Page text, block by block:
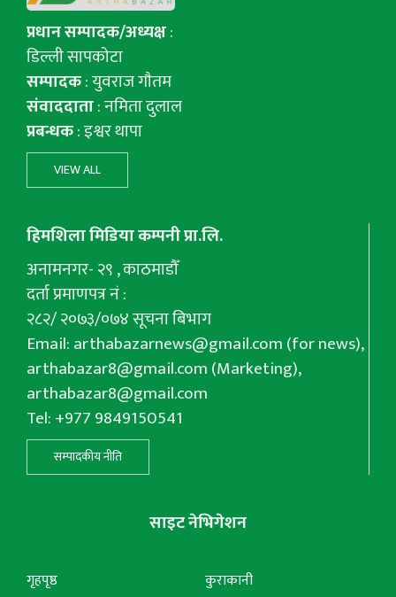
प्रधान सम्पादक/अध्यक्ष:
डिल्ली सापकोटा
सम्पादक: युवराज गाैतम
संवाददाता: नमिता दुलाल
प्रबन्धक: इश्वर थापा
VIEW ALL
हिमशिला मिडिया कम्पनी प्रा.लि.
अनामनगर- २९ , काठमाडौँ
दर्ता प्रमाणपत्र नं :
२८२/ २०७३/०७४ सूचना बिभाग
Email:arthabazarnews@gmail.com(for news),
arthabazar8@gmail.com(Marketing),
arthabazar8@gmail.com
Tel: +977 9849150541
सम्पादकीय नीति
साइट नेभिगेशन
गृहपृष्ठ
कुराकानी